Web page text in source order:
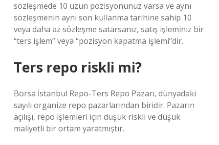
sözleşmede 10 uzun pozisyonunuz varsa ve aynı
sözleşmenin aynı son kullanma tarihine sahip 10
veya daha az sözleşme satarsanız, satış işleminiz bir
“ters işlem” veya “pozisyon kapatma işlemi”dir.
Ters repo riskli mi?
Borsa İstanbul Repo-Ters Repo Pazarı, dünyadaki
sayılı organize repo pazarlarından biridir. Pazarın
açılışı, repo işlemleri için düşük riskli ve düşük
maliyetli bir ortam yaratmıştır.